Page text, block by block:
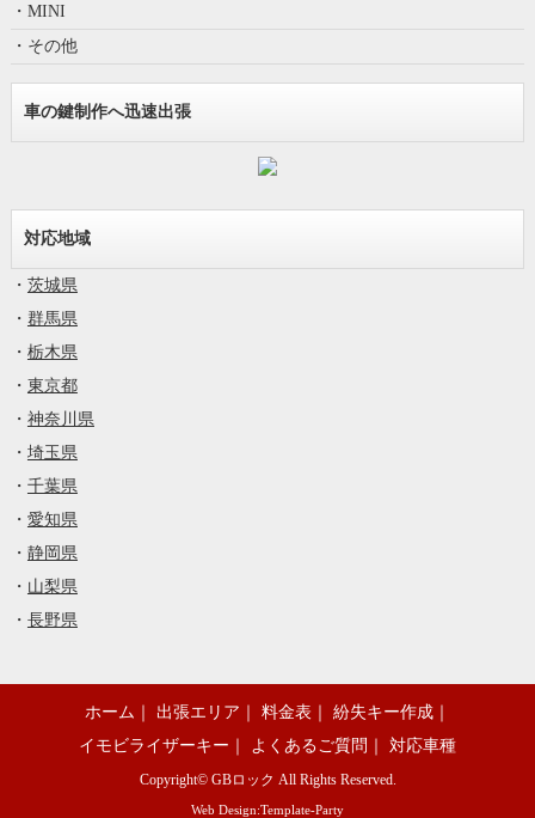
・MINI
・その他
車の鍵制作へ迅速出張
対応地域
・ 茨城県
・ 群馬県
・ 栃木県
・ 東京都
・ 神奈川県
・ 埼玉県
・ 千葉県
・ 愛知県
・ 静岡県
・ 山梨県
・ 長野県
ホーム 出張エリア 料金表 紛失キー作成
イモビライザーキー
よくあるご質問 対応車種
Copyright© GBロック All Rights Reserved.
Web Design:Template-Party